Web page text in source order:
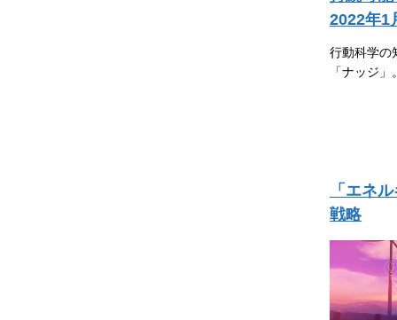
2022年1
行動科学の
「ナッジ
「エネ
戦略